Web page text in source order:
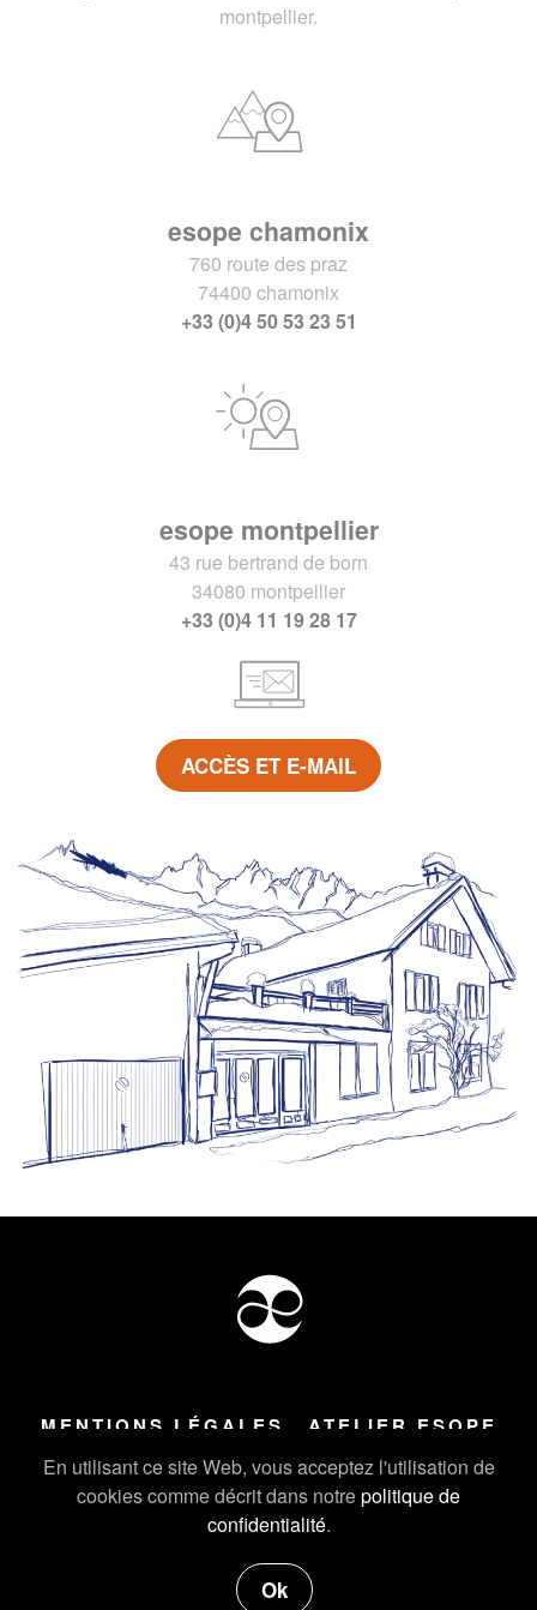
En utilisant ce site Web, vous acceptez l'utilisation de
cookies comme décrit dans notrepolitique de
confidentialité.
Ok
montpellier.
esope chamonix
760 route des praz
74400 chamonix
+33 (0)4 50 53 23 51
esope montpellier
43 rue bertrand de born
34080 montpellier
+33 (0)4 11 19 28 17
ACCÈS ET E-MAIL
MENTIONS LÉGALES ATELIER ESOPE